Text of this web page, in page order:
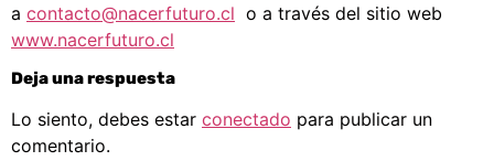
a contacto@nacerfuturo.cl o a través del sitio web
www.nacerfuturo.cl
Deja una respuesta
Lo siento, debes estar conectado para publicar un
comentario.